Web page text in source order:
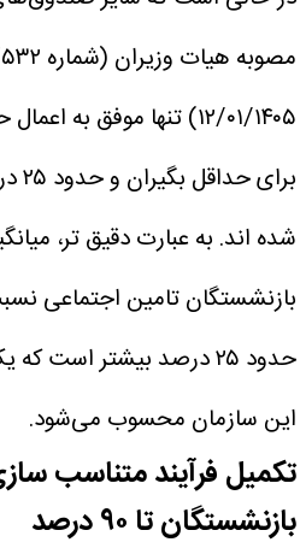
شده اند. به عبارت دقیق تر،
بازنشستگان تامین اجتماعی
حدود ۲۵ درصد بیشتر است
این سازمان محسوب می‌شود.
تکمیل فرآیند متناسب
بازنشستگان تا ۹۰ درصد